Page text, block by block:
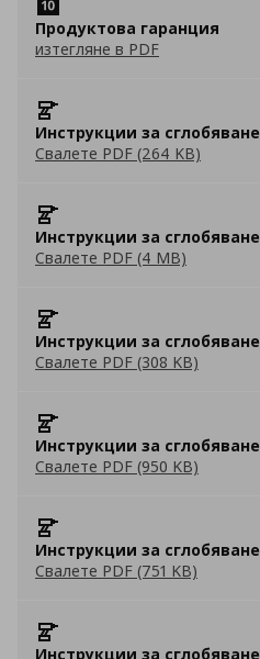
Продуктова гаранция
изтегляне в PDF
Инструкции за сглобяване
Свалете PDF (264 KB)
Инструкции за сглобяване
Свалете PDF (4 MB)
Инструкции за сглобяване
Свалете PDF (308 KB)
Инструкции за сглобяване
Свалете PDF (950 KB)
Инструкции за сглобяване
Свалете PDF (751 KB)
Инструкции за сглобяване